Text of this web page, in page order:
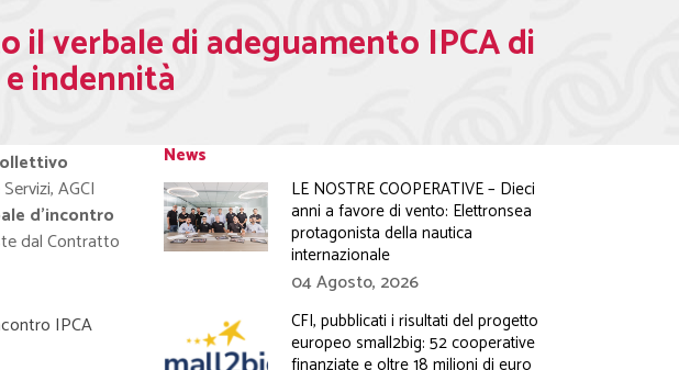
il verbale di adeguamento IPCA di
indennità
AGCI
d’incontro
dal Contratto
IPCA
News
LE NOSTRE COOPERATIVE – Dieci
anni a favore di vento: Elettronsea
protagonista della nautica
internazionale
04 Agosto, 2026
CFI, pubblicati i risultati del progetto
europeo small2big: 52 cooperative